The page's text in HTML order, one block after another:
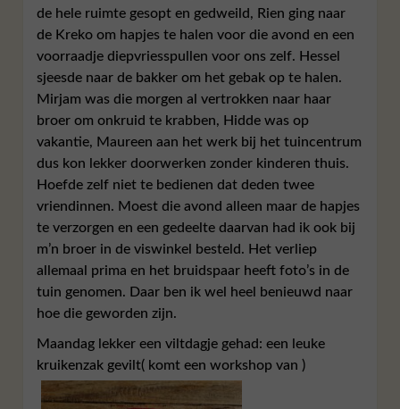
de hele ruimte gesopt en gedweild, Rien ging naar
de Kreko om hapjes te halen voor die avond en een
voorraadje diepvriesspullen voor ons zelf. Hessel
sjeesde naar de bakker om het gebak op te halen.
Mirjam was die morgen al vertrokken naar haar
broer om onkruid te krabben, Hidde was op
vakantie, Maureen aan het werk bij het tuincentrum
dus kon lekker doorwerken zonder kinderen thuis.
Hoefde zelf niet te bedienen dat deden twee
vriendinnen. Moest die avond alleen maar de hapjes
te verzorgen en een gedeelte daarvan had ik ook bij
m’n broer in de viswinkel besteld. Het verliep
allemaal prima en het bruidspaar heeft foto’s in de
tuin genomen. Daar ben ik wel heel benieuwd naar
hoe die geworden zijn.
Maandag lekker een viltdagje gehad: een leuke
kruikenzak gevilt( komt een workshop van )